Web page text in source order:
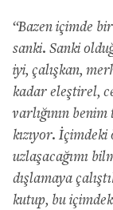
“Bazen içimde
sanki. Sanki
iyi, çalışkan,
kadar eleştirel,
varlığının
kızıyor.
uzlaşacağımı
dışlamaya
kutup, bu